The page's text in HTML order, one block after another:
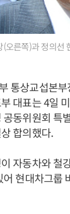
른쪽)과 정의선
통상교섭본
대표는 4일
동위원회 특
합의했다.
자동차와 철
현대차그룹